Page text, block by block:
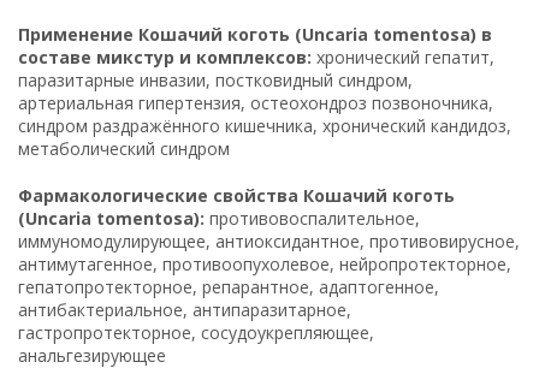
Применение Кошачий коготь (Uncaria tomentosa) в
составе микстур и комплексов: хронический гепатит,
паразитарные инвазии, постковидный синдром,
артериальная гипертензия, остеохондроз позвоночника,
синдром раздражённого кишечника, хронический кандидоз,
метаболический синдром
Фармакологические свойства Кошачий коготь
(Uncaria tomentosa): противовоспалительное,
иммуномодулирующее, антиоксидантное, противовирусное,
антимутагенное, противоопухолевое, нейропротекторное,
гепатопротекторное, репарантное, адаптогенное,
антибактериальное, антипаразитарное,
гастропротекторное, сосудоукрепляющее,
анальгезирующее